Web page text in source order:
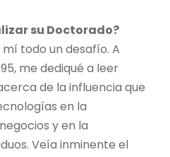
su Doctorado?
todo un desafío. A
me dediqué a leer
de la influencia que
en la
y en la
Veía inminente el